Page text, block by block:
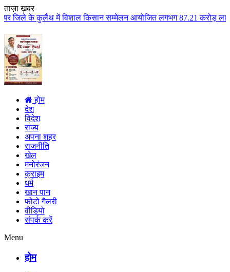
ताज़ा ख़बर
सम्मेलन आयोजित लगभग 87.21 करोड़ लागत के 41 विकास
होम
देश
विदेश
राज्य
अपना शहर
राजनीति
खेल
मनोरंजन
क्राइम
धर्म
खान पान
फोटो गैलरी
वीडियो
संपर्क करें
Menu
होम